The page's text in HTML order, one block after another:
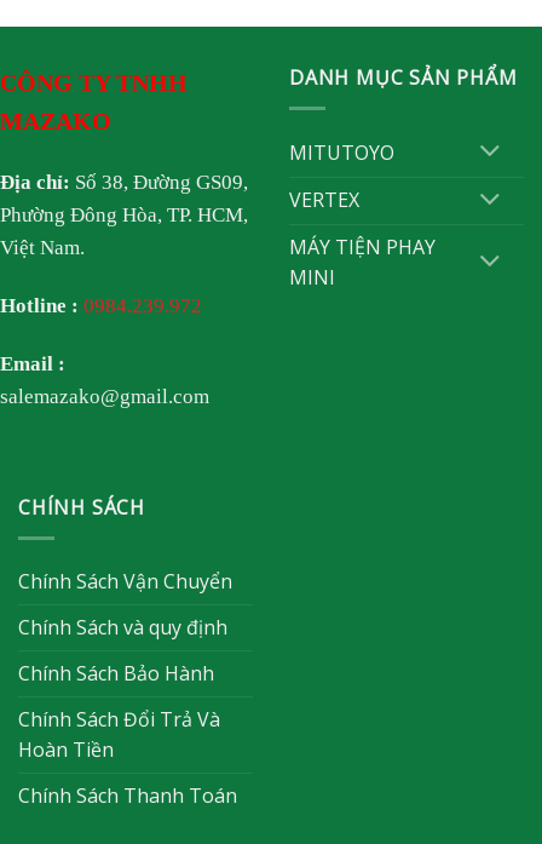
CÔNG TY TNHH
MAZAKO
Địa chỉ: Số 38, Đường GS09,
Phường Đông Hòa, TP. HCM,
Việt Nam.
Hotline : 0984.239.972
Email :
salemazako@gmail.com
DANH MỤC SẢN PHẨM
MITUTOYO
VERTEX
MÁY TIỆN PHAY
MINI
CHÍNH SÁCH
Chính Sách Vận Chuyển
Chính Sách và quy định
Chính Sách Bảo Hành
Chính Sách Đổi Trả Và
Hoàn Tiền
Chính Sách Thanh Toán